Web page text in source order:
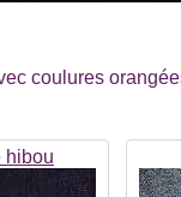
coulures
hibou